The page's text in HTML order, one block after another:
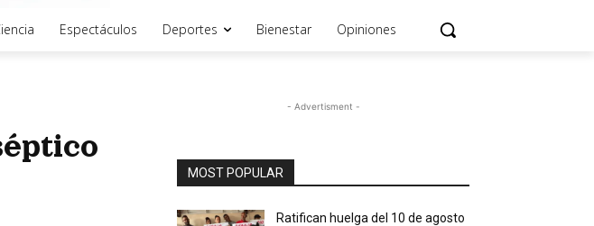
Espectáculos Deportes Bienestar Opiniones
- Advertisment -
MOST POPULAR
Ratifican huelga del 10 de agosto